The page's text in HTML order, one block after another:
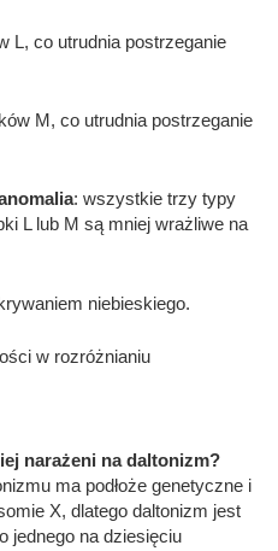
L, co utrudnia postrzeganie
M, co utrudnia postrzeganie
: wszystkie trzy typy
L lub M są mniej wrażliwe na
niebieskiego.
w rozróżnianiu
narażeni na daltonizm?
ma podłoże genetyczne i
X, dlatego daltonizm jest
jednego na dziesięciu